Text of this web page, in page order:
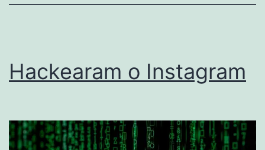
Hackearam o Instagram